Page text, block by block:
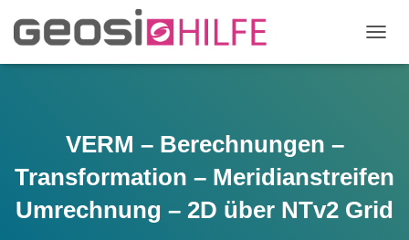
A
O
N
U
VERM – Berechnungen –
Transformation – Meridianstreifen
Umrechnung – 2D über NTv2 Grid